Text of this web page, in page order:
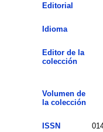
Editorial
Idioma
Editor de la
colección
Volumen de
la colección
ISSN